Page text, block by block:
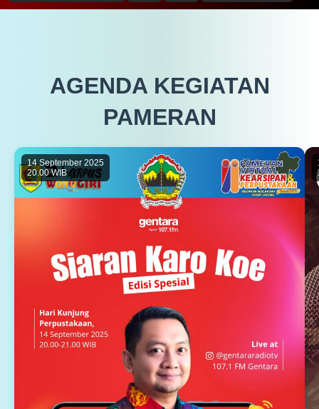
AGENDA KEGIATAN
PAMERAN
14 September 2025
20.00 WIB